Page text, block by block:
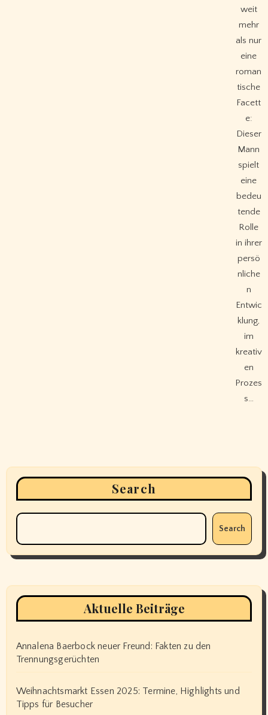
weit
mehr
als nur
eine
roman
tische
Facett
e:
Dieser
Mann
spielt
eine
bedeu
tende
Rolle
in ihrer
persö
nliche
n
Entwic
klung,
im
kreativ
en
Prozes
s…
Search
Search
Aktuelle Beiträge
Annalena Baerbock neuer Freund: Fakten zu den
Trennungsgerüchten
Weihnachtsmarkt Essen 2025: Termine, Highlights und
Tipps für Besucher